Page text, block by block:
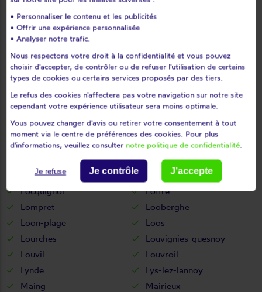
Le maisnil
Le quesnoy
Lecelles
Leers
Leffrinckoucke
Les moëres
Les rues-des-vignes
Lesdain
Lesquin
Leval
Lewarde
Lez-fontaine
Lezennes
Liessies
Lieu-saint-amand
Ligny-en-cambrésis
Lille
Limont-fontaine
Linselles
Locquignol
Loffre
Lompret
Looberghe
Loon-plage
Loos
Lourches
Louvignies-quesnoy
Louvil
Louvroil
Lynde
Lys-lez-lannoy
Maing
Mairieux
• Personnaliser le contenu et les publicités
• Offrir une expérience personnalisée
• Analyser notre trafic.
Nous respectons votre droit à la confidentialité et vous pouvez
choisir d'accepter, de contrôler ou de refuser l'utilisation de certains
types de cookies ou certains services proposés par des tiers.
Le refus des cookies n'affectera pas votre navigation sur notre site
cependant votre expérience utilisateur sera moins optimale.
Vous pouvez changer d'avis ou retirer votre consentement à tout
moment via le centre de préférences des cookies. Pour plus
d'informations, veuillez consulter notre politique de confidentialité.
Je refuse Je contrôle J'accepte